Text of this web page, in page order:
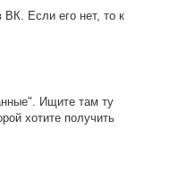
ВК. Если его нет, то к
Ищите там ту
хотите получить